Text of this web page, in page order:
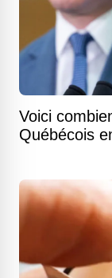
Voici
Québécois